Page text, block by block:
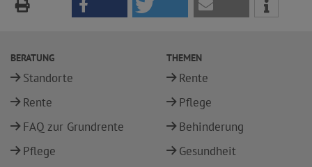
BERATUNG
Standorte
Rente
FAQ zur Grundrente
Pflege
THEMEN
Rente
Pflege
Behinderung
Gesundheit